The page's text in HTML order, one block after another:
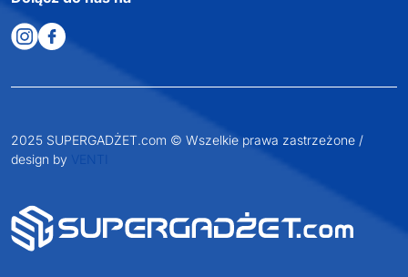
2025 SUPERGADŻET.com © Wszelkie prawa zastrzeżone /
design by VENTI